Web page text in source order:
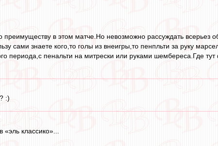
преимуществу в этом матче.Но невозможно рассуждать всерьез
сами знаете кого,то голы из внеигры,то пенпльти за руку
периода,с пенальти на митрески или руками шембереса.Где
:)
классико»...